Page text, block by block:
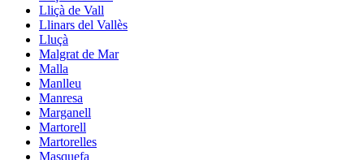
Lliçà de Vall
Llinars del Vallès
Lluçà
Malgrat de Mar
Malla
Manlleu
Manresa
Marganell
Martorell
Martorelles
Masquefa